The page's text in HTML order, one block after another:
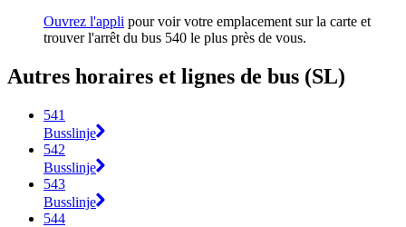
Ouvrez l'appli pour voir votre emplacement sur la carte et
trouver l'arrêt du bus 540 le plus près de vous.
Autres horaires et lignes de bus (SL)
541
Busslinje
542
Busslinje
543
Busslinje
544